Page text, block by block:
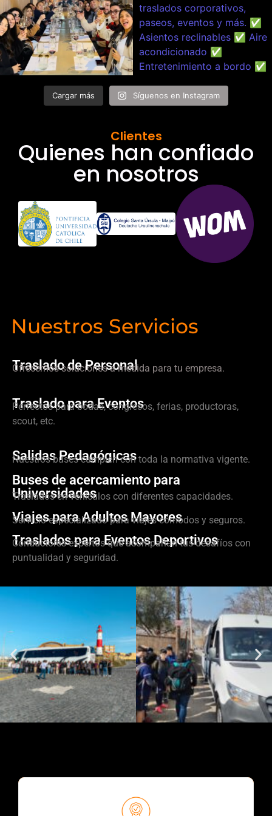
Cargar más Síguenos en Instagram
Clientes
Quienes han confiado
en nosotros
Nuestros Servicios
Traslado de Personal
Ofrecemos soluciones a medida para tu empresa.
Traslado para Eventos
Perfectos para bodas, congresos, ferias, productoras,
scout, etc.
Salidas Pedagógicas
Nuestros buses cumplen con toda la normativa vigente.
Buses de acercamiento para
Universidades
Traslados en vehículos con diferentes capacidades.
Viajes para Adultos Mayores
Servicio especializado para viajes cómodos y seguros.
Traslados para Eventos Deportivos
Conductores expertos que acompañan tus desafíos con
puntualidad y seguridad.